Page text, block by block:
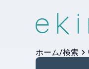
ホーム/検索